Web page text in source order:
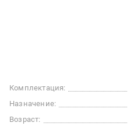
Комплектация:
Назначение:
Возраст: